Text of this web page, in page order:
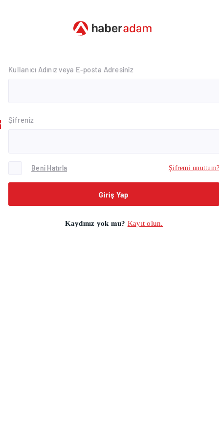
Kullanıcı Adınız veya E-posta Adresiniz
Şifreniz
Beni Hatırla Şifremi unuttum?
Giriş Yap
Kaydınız yok mu? Kayıt olun.